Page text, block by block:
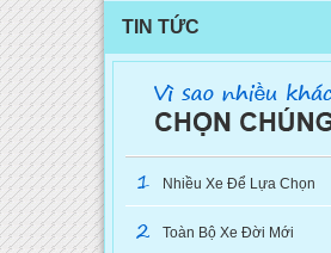
TIN TỨC
1 Nhiều Xe Để Lựa Chọn
2 Toàn Bộ Xe Đời Mới